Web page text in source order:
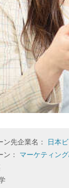
ン先企業名：
日本
ン： マーケティン